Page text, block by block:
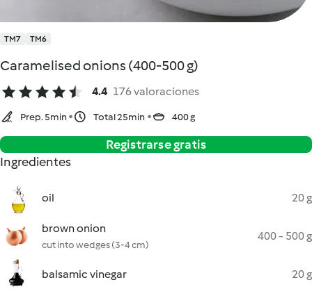
TM7 TM6
Caramelised onions (400-500 g)
4.4 176 valoraciones
Prep. 5min Total 25min 400 g
Registrarse gratis
Ingredientes
oil 20 g
brown onion
cut into wedges (3-4 cm)
400 - 500 g
balsamic vinegar 20 g